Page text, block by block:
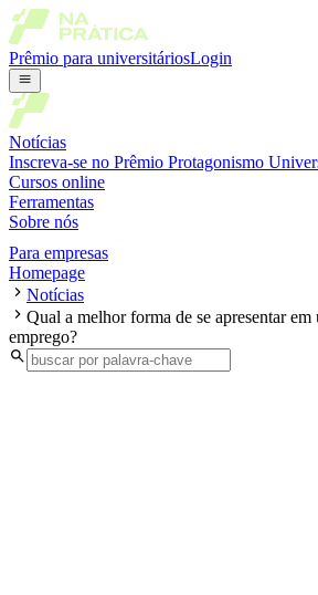
Prêmio para universitáriosLogin
Notícias
Inscreva-se no Prêmio Protagonismo
Cursos online
Ferramentas
Sobre nós
Para empresas
Homepage
Notícias
Qual a melhor forma de se apresentar em
emprego?